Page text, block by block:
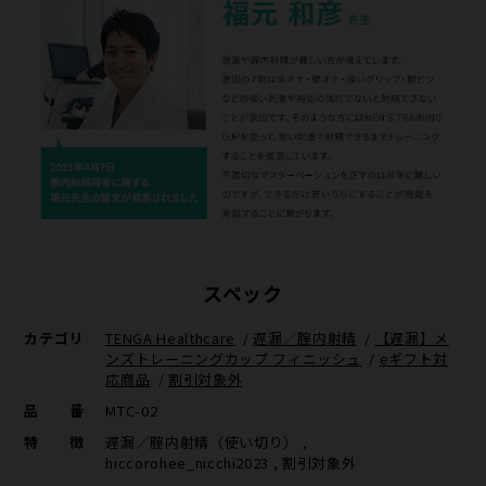
スペック
カテゴリ TENGA Healthcare / 遅漏／腟内射精 /
【遅漏】メ
ンズトレーニングカップ フィニッシュ / eギフト対
応商品 / 割引対象外
品番
MTC-02
特徴
遅漏／腟内射精（使い切り） ,
hiccorohee_nicchi2023 , 割引対象外